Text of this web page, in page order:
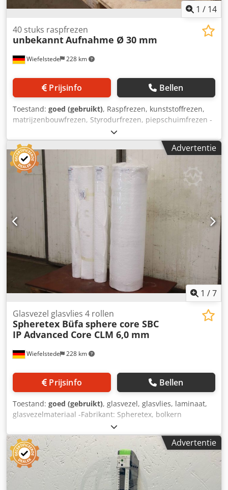
1 / 14
Wiefelstede 228 km
40 stuks raspfrezen
unbekanntAufnahme Ø 30 mm
Prijsinfo Bellen
Toestand: goed (gebruikt), Raspfrezen, kunststoffrezen,
matrijzenbouwfrezen, Styrodurfrezen, piepschuimfrezen -
Raspfrezen: 40 stuks - Opname: Ø 30 mm Dcjdpfowyk Swex
Ab Eek - Type/afmetingen: zie foto's -
Transportafmetingen: 800/600/H420 mm - Totaal gewicht:
89,4 kg
Advertentie
1 /7
Wiefelstede 228 km
Glasvezel glasvlies 4 rollen
Spheretex Büfa sphere core SBC
IP Advanced Core CLM 6,0 mm
Prijsinfo Bellen
Toestand: goed (gebruikt), glasvezel, glasvlies, laminaat,
glasvezelmateriaal -Fabrikant: Spheretex, bolkern
glasvliesmateriaal voor lamineren -Type: bolkern SBC IP
Dikte 6,0 mm Breedte 100 cm 1 rol -Type: BÜFA -Advanced
Core CLM Dikte 6,0 mm Breedte 127 cm 1,27 m² 3 rollen -
Prijs/Levering: compleet -Transportafmetingen:
600/400/H1280 mm -Gewicht: 12 kg Dedpox R S Arjfx Ab
Ejck
Advertentie